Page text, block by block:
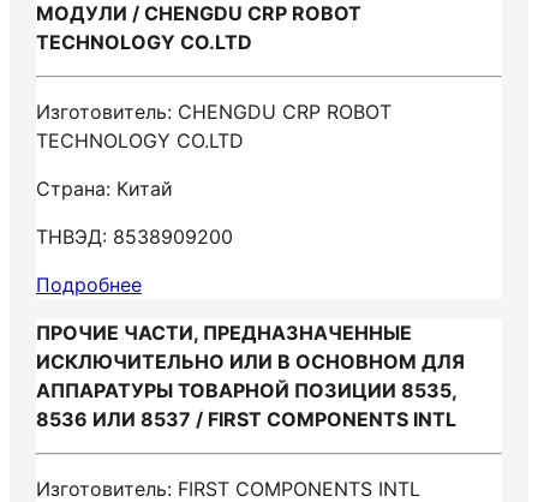
МОДУЛИ / CHENGDU CRP ROBOT
TECHNOLOGY CO.LTD
Изготовитель: CHENGDU CRP ROBOT
TECHNOLOGY CO.LTD
Страна: Китай
ТНВЭД: 8538909200
Подробнее
ПРОЧИЕ ЧАСТИ, ПРЕДНАЗНАЧЕННЫЕ
ИСКЛЮЧИТЕЛЬНО ИЛИ В ОСНОВНОМ ДЛЯ
АППАРАТУРЫ ТОВАРНОЙ ПОЗИЦИИ 8535,
8536 ИЛИ 8537 / FIRST COMPONENTS INTL
Изготовитель: FIRST COMPONENTS INTL